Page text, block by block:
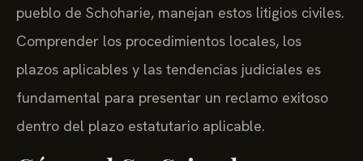
pueblo de Schoharie, manejan estos litigios civiles.
Comprender los procedimientos locales, los
plazos aplicables y las tendencias judiciales es
fundamental para presentar un reclamo exitoso
dentro del plazo estatutario aplicable.